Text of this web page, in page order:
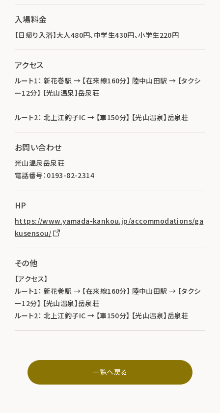
入場料金
【日帰り入浴】大人480円、中学生430円、小学生220円
アクセス
ルート1： 新花巻駅 → 【在来線160分】 陸中山田駅 → 【タクシ
ー12分】 【光山温泉】岳泉荘
ルート2： 北上江釣子IC → 【車150分】 【光山温泉】岳泉荘
お問い合わせ
光山温泉岳泉荘
電話番号：0193-82-2314
HP
https://www.yamada-kankou.jp/accommodations/ga
kusensou/
その他
【アクセス】
ルート1： 新花巻駅 → 【在来線160分】 陸中山田駅 → 【タクシ
ー12分】 【光山温泉】岳泉荘
ルート2： 北上江釣子IC → 【車150分】 【光山温泉】岳泉荘
一覧へ戻る